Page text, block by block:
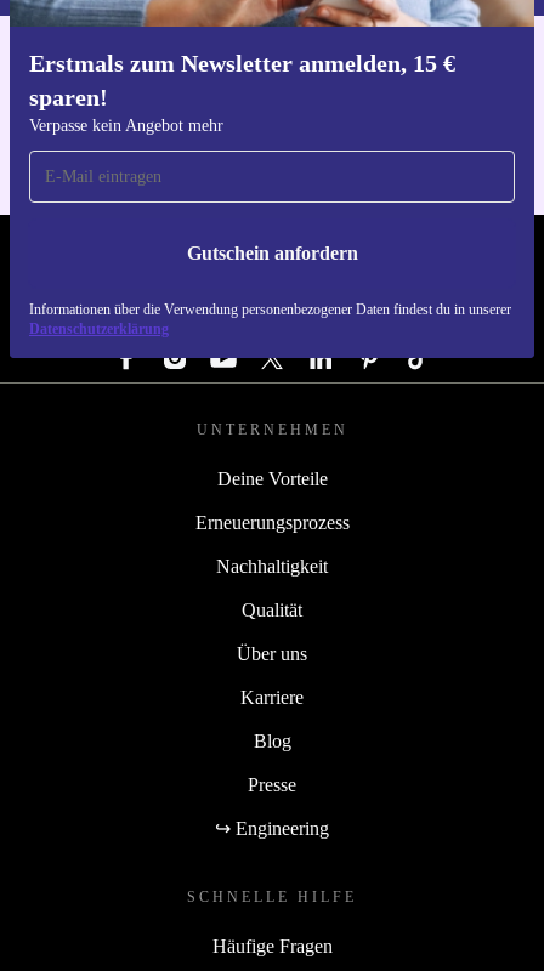
Erstmals zum Newsletter anmelden, 15 €
sparen!
Verpasse kein Angebot mehr
Gutschein anfordern
Informationen über die Verwendung personenbezogener Daten findest du in unserer
Datenschutzerklärung
Hol dir die refurbed-App
REFURBED DEUTSCHLAND - RETHINK NEW.
FOLGE UNS
UNTERNEHMEN
Deine Vorteile
Erneuerungsprozess
Nachhaltigkeit
Qualität
Über uns
Karriere
Blog
Presse
↪ Engineering
SCHNELLE HILFE
Häufige Fragen